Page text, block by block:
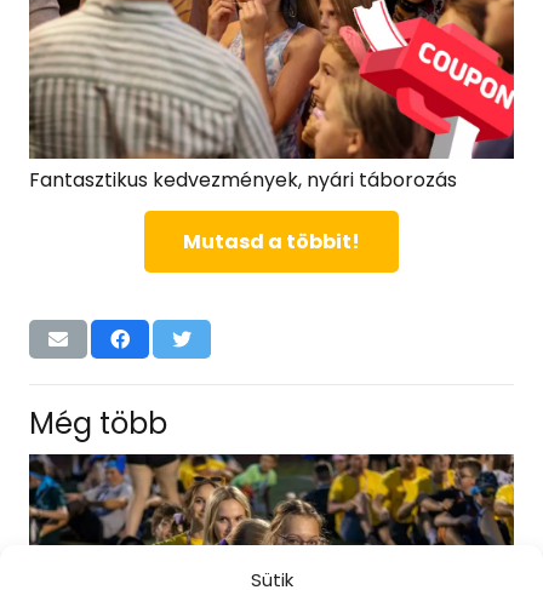
Sütik
Fantasztikus kedvezmények, nyári táborozás
Mutasd a többit!
Még több